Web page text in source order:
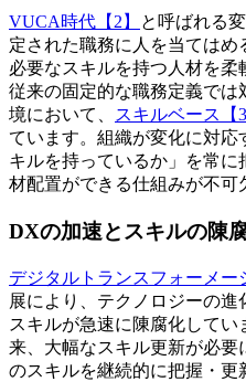
VUCA時代【2】
と呼ばれる
定された職務に人を当ては
必要なスキルを持つ人材を柔
従来の固定的な職務定義で
境において、
スキルベース【3
ています。組織が変化に対応
キルを持っているか」を常に
材配置ができる仕組みが不可
DXの加速とスキルの陳
デジタルトランスフォーメー
展により、テクノロジーの
スキルが急速に陳腐化して
来、大幅なスキル更新が必要
のスキルを継続的に把握・